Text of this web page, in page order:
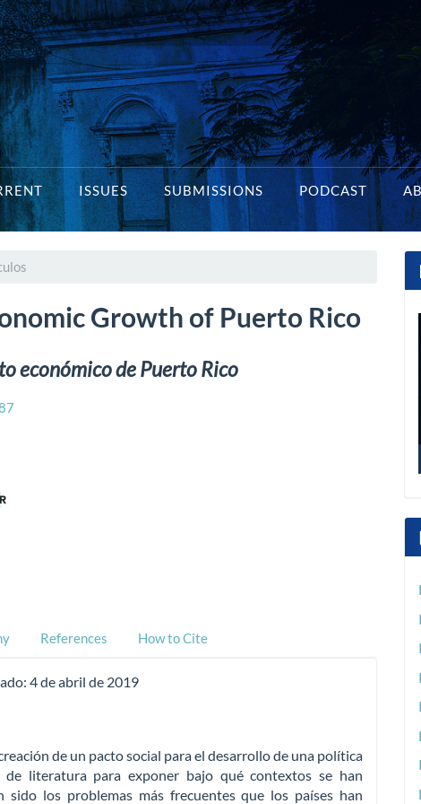
ISSUES SUBMISSIONS PODCAST
Growth of Puerto Rico
económico de Puerto Rico
References How to Cite
4 de abril de 2019
de un pacto social para el desarrollo de una política
de literatura para exponer bajo qué contextos se han
sido los problemas más frecuentes que los países han